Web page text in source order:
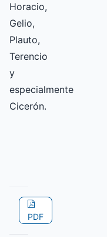
Horacio,
Gelio,
Plauto,
Terencio
y
especialmente
Cicerón.
PDF